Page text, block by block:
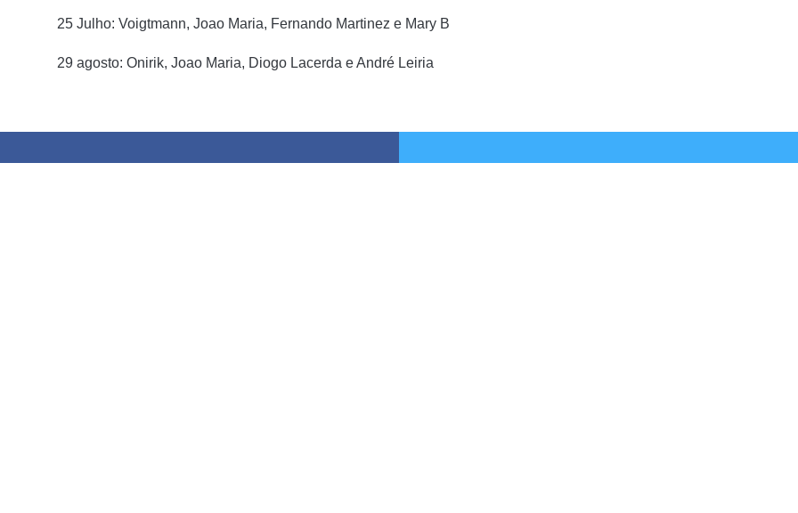
25 Julho: Voigtmann, Joao Maria, Fernando Martinez e Mary B
29 agosto: Onirik, Joao Maria, Diogo Lacerda e André Leiria